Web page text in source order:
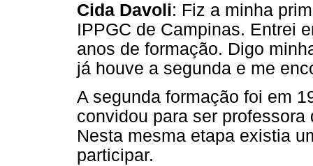
Cida Davoli: Fiz a minha
IPPGC de Campinas. Entrei
anos de formação. Digo
já houve a segunda e me
A segunda formação foi em
convidou para ser
Nesta mesma etapa existia
participar.